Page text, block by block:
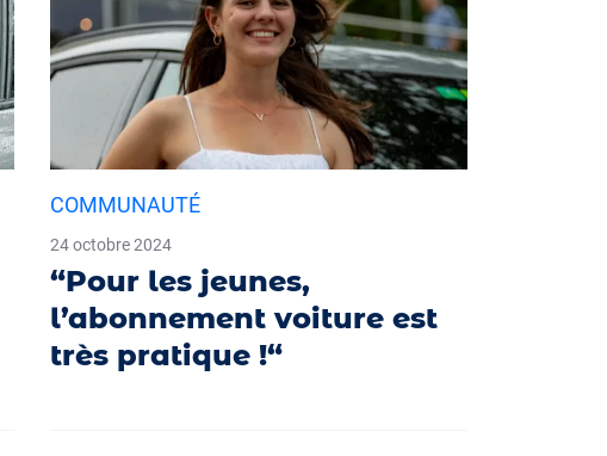
COMMUNAUTÉ
24 octobre 2024
“Pour les jeunes,
l’abonnement voiture est
très pratique !“